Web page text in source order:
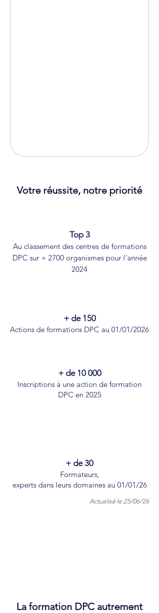
Votre réussite, notre priorité
Top 3
Au classement des centres de formations
DPC sur + 2700 organismes pour l'année
2024
+ de 150
Actions de formations DPC au 01/01/2026
+ de 10 000
Inscriptions à une action de formation
DPC en 2025
+ de 30
Formateurs,
experts dans leurs domaines au 01/01/26
Actualisé le 25/06/26
La formation DPC autrement